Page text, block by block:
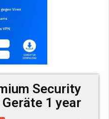
Security
1 year